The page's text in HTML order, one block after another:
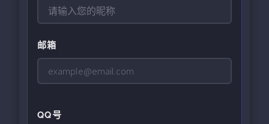
邮箱
QQ号